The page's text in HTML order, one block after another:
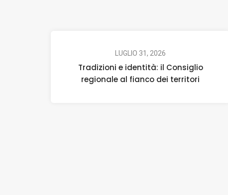
LUGLIO 31, 2026
Tradizioni e identità: il Consiglio
regionale al fianco dei territori